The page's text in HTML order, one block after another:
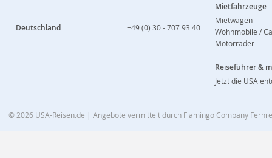
Deutschland +49 (0) 30 - 707 93 40
Mietfahrzeuge
Mietwagen
Wohnmobile /
Motorräder
Reiseführer &
Jetzt die USA
© 2026 USA-Reisen.de | Angebote vermittelt durch Flamingo Company